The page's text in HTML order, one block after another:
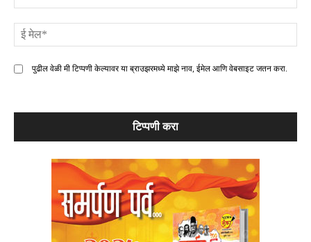
पुढील वेळी मी टिप्पणी केल्यावर या ब्राउझरमध्ये माझे नाव, ईमेल आणि वेबसाइट जतन करा.